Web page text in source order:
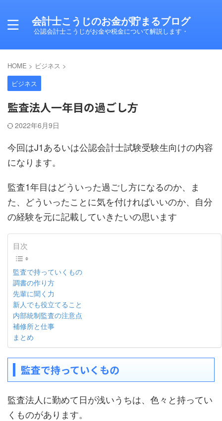
会計士こうじのお金が貯まるブログ
公認会計士こうじがお金や税金について解説します・
HOME > ビジネス >
ビジネス
監査法人一年目の過ごし方
2022年6月9日
今回はJ1あるいは公認会計士試験受験生向けの内容
になります。
監査1年目はどういった過ごし方になるのか、ま
た、どういったことに気を付ければいいのか、自分
の経験を元に記載していきたいの思います
目次
監査で持っていくもの
調書の作り方
先輩に聞く力
新人でも役立てること
内部統制監査の注意点
補修所と仕事
まとめ
監査で持っていくもの
監査法人に勤めて日が浅いうちは、色々と持ってい
くものがあります。